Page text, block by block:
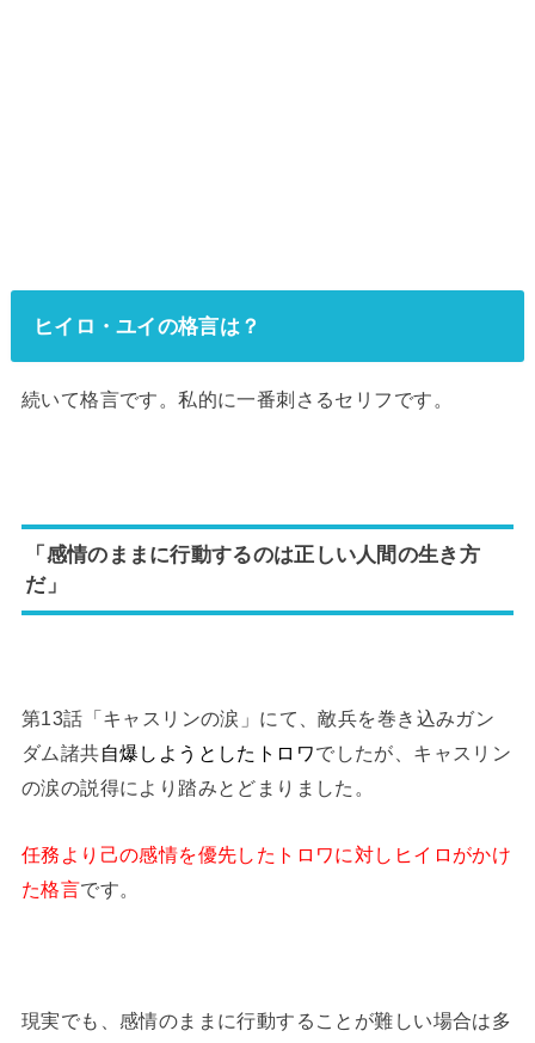
ヒイロ・ユイの格言は？
続いて格言です。私的に一番刺さるセリフです。
「感情のままに行動するのは正しい人間の生き方
だ」
第13話「キャスリンの涙」にて、敵兵を巻き込みガン
ダム諸共自爆しようとしたトロワでしたが、キャスリン
の涙の説得により踏みとどまりました。
任務より己の感情を優先したトロワに対しヒイロがかけ
た格言です。
現実でも、感情のままに行動することが難しい場合は多